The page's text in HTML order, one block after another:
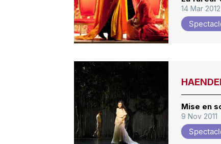
14 Mar 2012
Mise en
9 Nov 2011